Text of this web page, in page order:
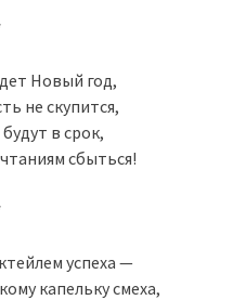
Новый год,
не скупится,
в срок,
сбыться!
успеха —
капельку смеха,